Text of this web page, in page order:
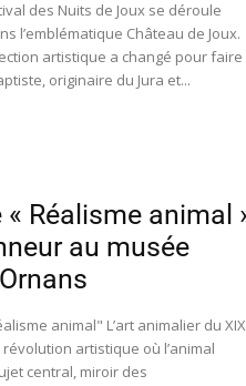
des Nuits de Joux se déroule
l’emblématique Château de Joux.
artistique a changé pour faire
originaire du Jura et...
« Réalisme animal
au musée
animal" L’art animalier du
artistique où l’animal
central, miroir des